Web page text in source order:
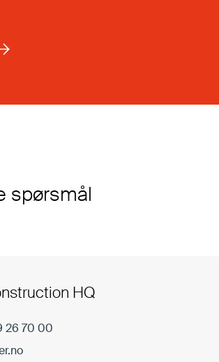
spørsmål
HQ
26 70 00